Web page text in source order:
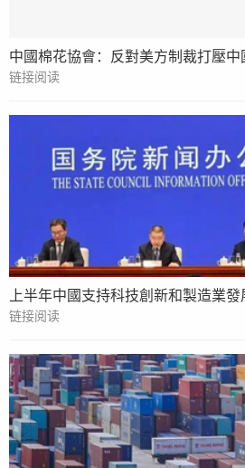
中國棉花協會：反對美方制裁打壓中
链接阅读
上半年中國支持科技創新和製造業
链接阅读